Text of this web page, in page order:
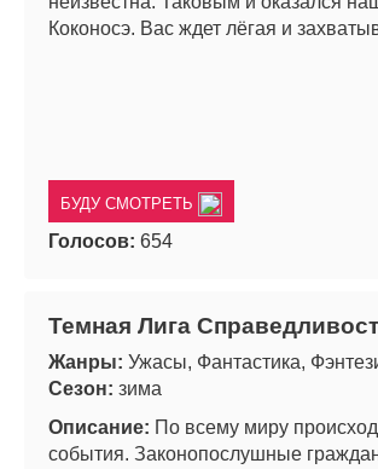
Коконосэ. Вас ждет лёгая и
БУДУ СМОТРЕТЬ
Голосов: 654
Темная Лига
Жанры: Ужасы, Фантастика,
Сезон: зима
Описание: По всему миру
события. Законопослушные